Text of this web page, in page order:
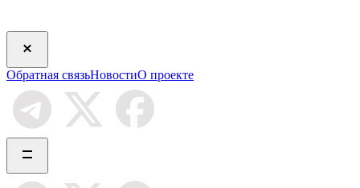
Обратная связьНовостиО проекте